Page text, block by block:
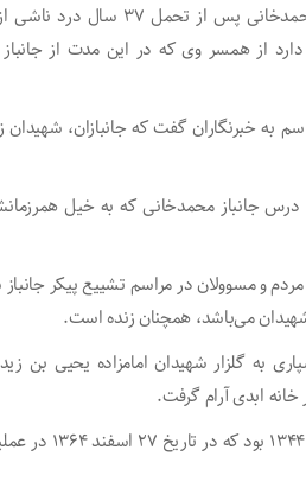
سردار ملک شاهکویی اضافه کرد:
از همسر وی که در این مدت از جانباز
به خبرنگاران گفت که جانبازان،
درس جانباز محمدخانی که به خیل
و مسوولان در مراسم تشییع پیکر
می‌باشد، همچنان زنده است.
به گلزار شهیدان امامزاده یحیی بن
ابدی آرام گرفت.
شهید حاج رضا